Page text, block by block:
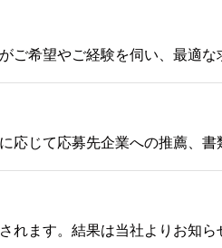
ご希望やご経験を伺い、最適な
応じて応募先企業への推薦、
れます。結果は当社よりお知ら